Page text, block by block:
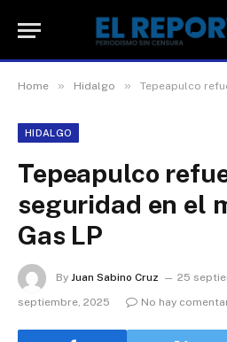
Home » Hidalgo » Tepeapulco refuerza
HIDALGO
Tepeapulco
seguridad en el
Gas LP
By Juan Sabino Cruz 25
septiembre, 2025
No hay